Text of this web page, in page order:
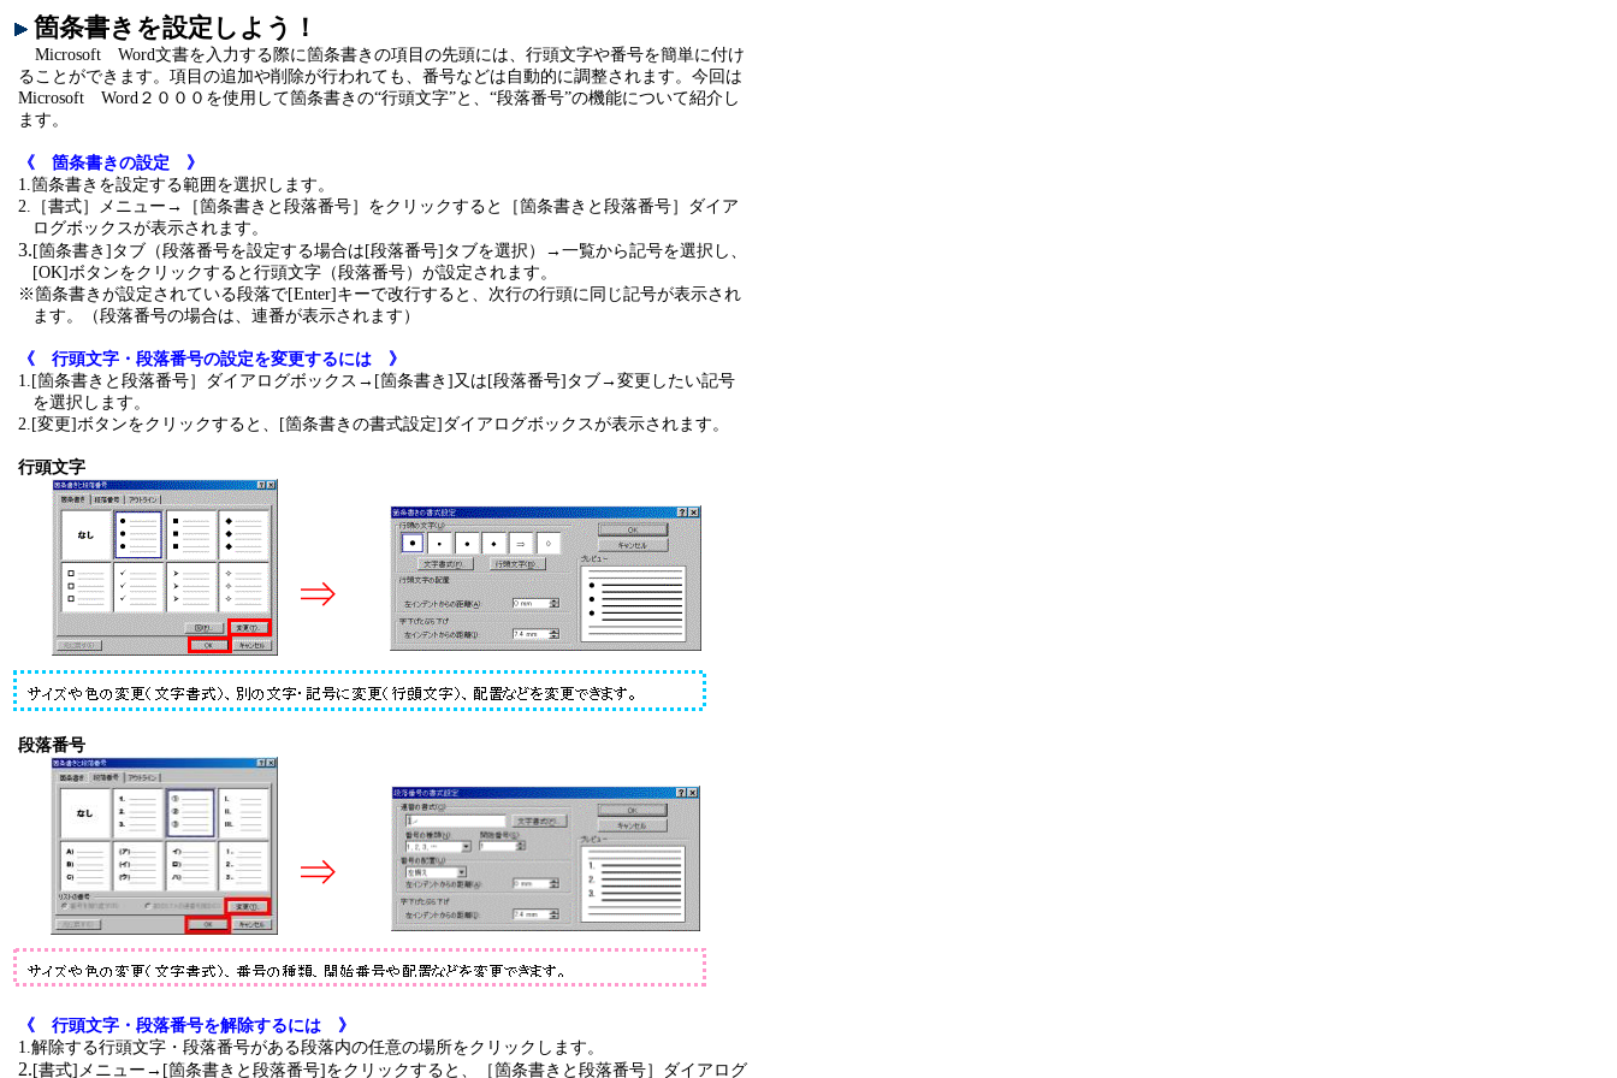
箇条書きを設定しよう！
Microsoft Word文書を入力する際に箇条書きの項目の先頭には、行頭文字や番号を簡単に付け
ることができます。項目の追加や削除が行われても、番号などは自動的に調整されます。今回は
Microsoft Word２０００を使用して箇条書きの“行頭文字”と、“段落番号”の機能について紹介し
ます。
《 箇条書きの設定 》
1.箇条書きを設定する範囲を選択します。
2.［書式］メニュー→［箇条書きと段落番号］をクリックすると［箇条書きと段落番号］ダイア
ログボックスが表示されます。
3. [箇条書き]タブ（段落番号を設定する場合は[段落番号]タブを選択）→一覧から記号を選択し、
[OK]ボタンをクリックすると行頭文字（段落番号）が設定されます。
※箇条書きが設定されている段落で[Enter]キーで改行すると、次行の行頭に同じ記号が表示され
ます。（段落番号の場合は、連番が表示されます）
《 行頭文字・段落番号の設定を変更するには 》
1.[箇条書きと段落番号］ダイアログボックス→[箇条書き]又は[段落番号]タブ→変更したい記号
を選択します。
2.[変更]ボタンをクリックすると、[箇条書きの書式設定]ダイアログボックスが表示されます。
行頭文字
⇒
段落番号
⇒
《 行頭文字・段落番号を解除するには 》
1.解除する行頭文字・段落番号がある段落内の任意の場所をクリックします。
2. [書式]メニュー→[箇条書きと段落番号]をクリックすると、［箇条書きと段落番号］ダイアログ